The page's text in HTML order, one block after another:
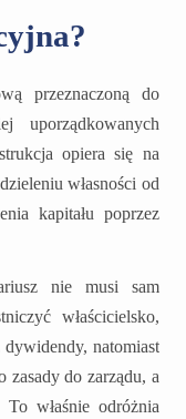
przeznaczoną do
uporządkowanych
opiera się na
własności od
kapitału poprzez
nie musi sam
właścicielsko,
natomiast
zasady do zarządu, a
To właśnie odróżnia